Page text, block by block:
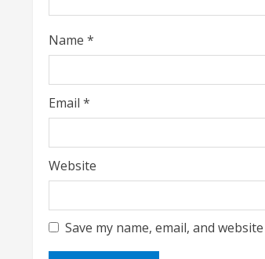
i
n
g
Name *
Email *
Website
Save my name, email, and